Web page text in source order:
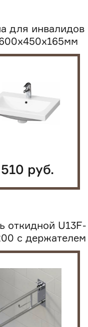
для инвалидов
руб.
откидной U13F-
с держателем
для...